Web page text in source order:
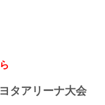
タアリーナ大会